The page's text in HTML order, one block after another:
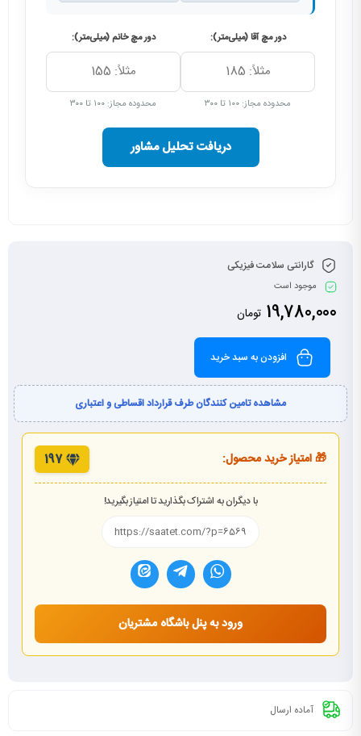
دور مچ آقا (میلی‌متر):
محدوده مجاز: ۱۰۰ تا ۳۰۰
دور مچ خانم (میلی‌متر):
محدوده مجاز: ۱۰۰ تا ۳۰۰
دریافت تحلیل مشاور
گارانتی سلامت فیزیکی
موجود است
19,780,000 تومان
افزودن به سبد خرید
مشاهده تامین کنندگان طرف قرارداد اقساطی و اعتباری
🎁 امتیاز خرید محصول: 197
با دیگران به اشتراک بگذارید تا امتیاز بگیرید!
ورود به پنل باشگاه مشتریان
آماده ارسال